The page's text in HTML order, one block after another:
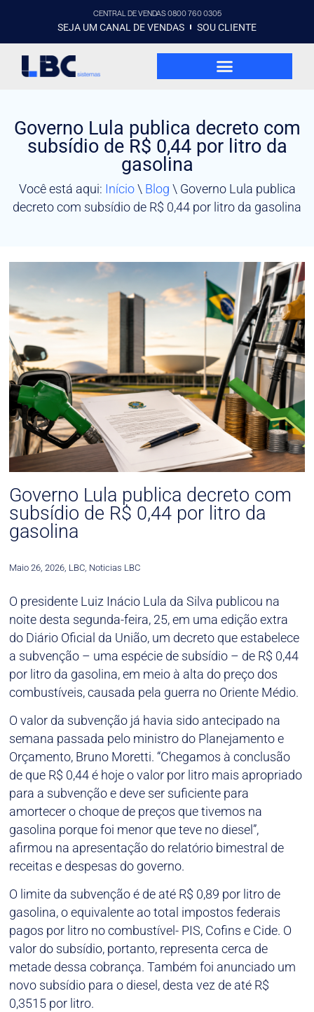
CENTRAL DE VENDAS 0800 760 0305
SEJA UM CANAL DE VENDAS SOU CLIENTE
Governo Lula publica decreto com
subsídio de R$ 0,44 por litro da
gasolina
Você está aqui: Início\ Blog \ Governo Lula publica
decreto com subsídio de R$ 0,44 por litro da gasolina
Governo Lula publica decreto com
subsídio de R$ 0,44 por litro da
gasolina
Maio 26, 2026, LBC, Noticias LBC
O presidente Luiz Inácio Lula da Silva publicou na
noite desta segunda-feira, 25, em uma edição extra
do Diário Oficial da União, um decreto que estabelece
a subvenção – uma espécie de subsídio – de R$ 0,44
por litro da gasolina, em meio à alta do preço dos
combustíveis, causada pela guerra no Oriente Médio.
O valor da subvenção já havia sido antecipado na
semana passada pelo ministro do Planejamento e
Orçamento, Bruno Moretti. “Chegamos à conclusão
de que R$ 0,44 é hoje o valor por litro mais apropriado
para a subvenção e deve ser suficiente para
amortecer o choque de preços que tivemos na
gasolina porque foi menor que teve no diesel”,
afirmou na apresentação do relatório bimestral de
receitas e despesas do governo.
O limite da subvenção é de até R$ 0,89 por litro de
gasolina, o equivalente ao total impostos federais
pagos por litro no combustível- PIS, Cofins e Cide. O
valor do subsídio, portanto, representa cerca de
metade dessa cobrança. Também foi anunciado um
novo subsídio para o diesel, desta vez de até R$
0,3515 por litro.